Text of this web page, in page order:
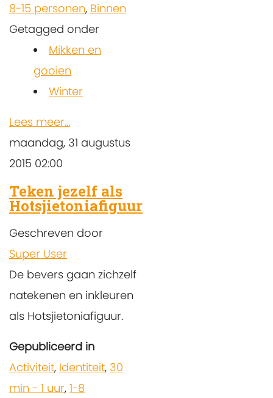
8-15 personen, Binnen
Getagged onder
Mikken en
gooien
Winter
Lees meer...
maandag, 31 augustus
2015 02:00
Teken jezelf als
Hotsjietoniafiguur
Geschreven door
Super User
De bevers gaan zichzelf
natekenen en inkleuren
als Hotsjietoniafiguur.
Gepubliceerd in
Activiteit, Identiteit, 30
min - 1 uur, 1-8